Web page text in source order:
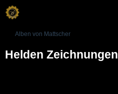
Alben von Mattscher
Helden Zeichnungen